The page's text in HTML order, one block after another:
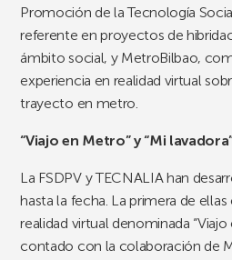
Promoción de la Tecnología
referente en proyectos de
ámbito social, y MetroBilbao,
experiencia en realidad virtual
trayecto en metro.
“Viajo en Metro” y “Mi
La FSDPV y TECNALIA han
hasta la fecha. La primera de
realidad virtual denominada
contado con la colaboración de